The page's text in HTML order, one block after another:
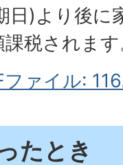
日)より後
税されま
ァイル:
たとき